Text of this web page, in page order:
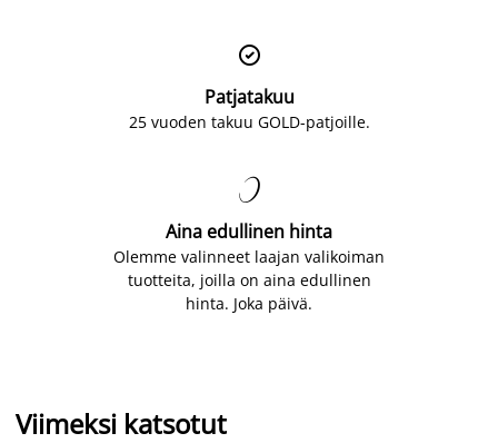

Patjatakuu
25 vuoden takuu GOLD-patjoille.

Aina edullinen hinta
Olemme valinneet laajan valikoiman
tuotteita, joilla on aina edullinen
hinta. Joka päivä.
Viimeksi katsotut